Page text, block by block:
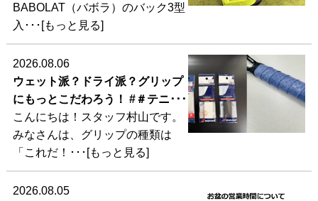
BABOLAT（バボラ）のバック3型
入･･･[もっと見る]
2026.08.06
ウェット派？ドライ派？グリップ
にもっとこだわろう！ #＃テニ･･･
こんにちは！スタッフ村山です。
みなさんは、グリップの種類は
「これだ！･･･[もっと見る]
2026.08.05